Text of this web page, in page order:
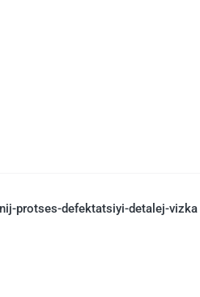
protses-defektatsiyi-detalej-vizka